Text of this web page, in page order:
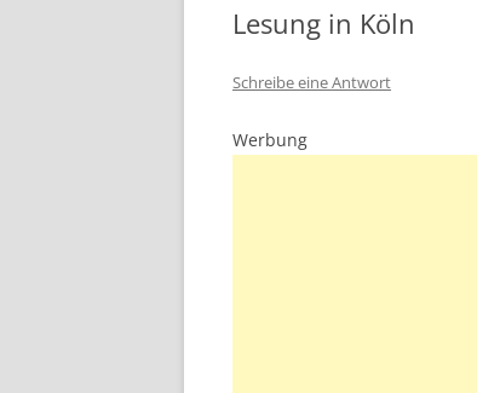
Lesung in Köln
Schreibe eine Antwort
Werbung